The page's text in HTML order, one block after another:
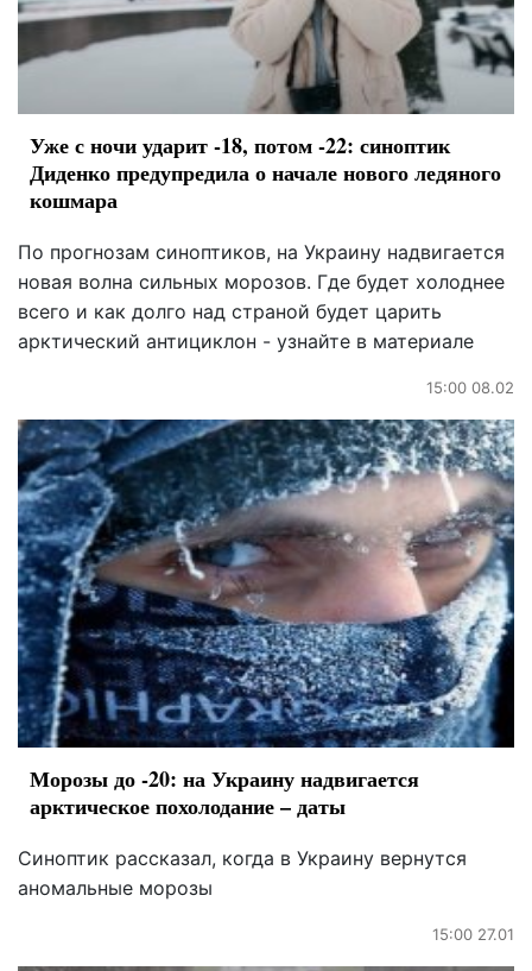
Уже с ночи ударит -18, потом -22: синоптик
Диденко предупредила о начале нового ледяного
кошмара
По прогнозам синоптиков, на Украину надвигается
новая волна сильных морозов. Где будет холоднее
всего и как долго над страной будет царить
арктический антициклон - узнайте в материале
15:00 08.02
Морозы до -20: на Украину надвигается
арктическое похолодание – даты
Синоптик рассказал, когда в Украину вернутся
аномальные морозы
15:00 27.01